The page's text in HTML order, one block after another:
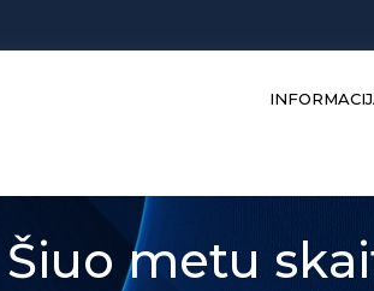
Šiuo metu